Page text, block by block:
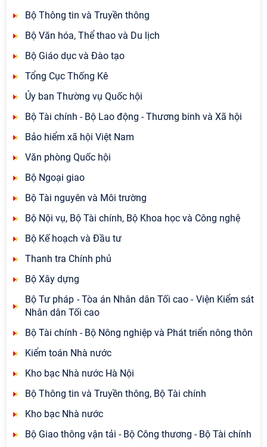
Bộ Thông tin và Truyền thông
Bộ Văn hóa, Thể thao và Du lịch
Bộ Giáo dục và Đào tạo
Tổng Cục Thống Kê
Ủy ban Thường vụ Quốc hội
Bộ Tài chính - Bộ Lao động - Thương binh và Xã hội
Bảo hiểm xã hội Việt Nam
Văn phòng Quốc hội
Bộ Ngoại giao
Bộ Tài nguyên và Môi trường
Bộ Nội vụ, Bộ Tài chính, Bộ Khoa học và Công nghệ
Bộ Kế hoạch và Đầu tư
Thanh tra Chính phủ
Bộ Xây dựng
Bộ Tư pháp - Tòa án Nhân dân Tối cao - Viện Kiểm sát
Nhân dân Tối cao
Bộ Tài chính - Bộ Nông nghiệp và Phát triển nông thôn
Kiểm toán Nhà nước
Kho bạc Nhà nước Hà Nội
Bộ Thông tin và Truyền thông, Bộ Tài chính
Kho bạc Nhà nước
Bộ Giao thông vận tải - Bộ Công thương - Bộ Tài chính